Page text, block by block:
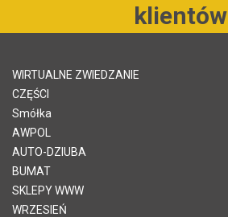
klientów
WIRTUALNE ZWIEDZANIE
CZĘŚCI
Smółka
AWPOL
AUTO-DZIUBA
BUMAT
SKLEPY WWW
WRZESIEŃ